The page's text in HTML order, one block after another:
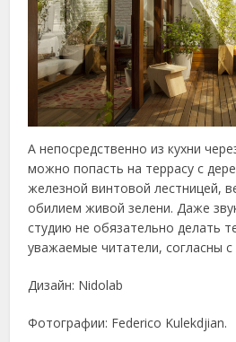
А непосредственно из кухни
можно попасть на террасу с
железной винтовой лестницей,
обилием живой зелени. Даже
студию не обязательно делать
уважаемые читатели, согласны
Дизайн: Nidolab
Фотографии: Federico Kulekdjian.